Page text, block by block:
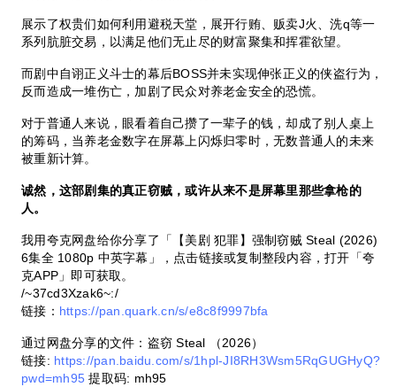
展示了权贵们如何利用避税天堂，展开行贿、贩卖J火、洗q等一
系列肮脏交易，以满足他们无止尽的财富聚集和挥霍欲望。
而剧中自诩正义斗士的幕后BOSS并未实现伸张正义的侠盗行为，
反而造成一堆伤亡，加剧了民众对养老金安全的恐慌。
对于普通人来说，眼看着自己攒了一辈子的钱，却成了别人桌上
的筹码，当养老金数字在屏幕上闪烁归零时，无数普通人的未来
被重新计算。
诚然，这部剧集的真正窃贼，或许从来不是屏幕里那些拿枪的
人。
我用夸克网盘给你分享了「【美剧 犯罪】强制窃贼 Steal (2026)
6集全 1080p 中英字幕」，点击链接或复制整段内容，打开「夸
克APP」即可获取。
/~37cd3Xzak6~:/
链接： https://pan.quark.cn/s/e8c8f9997bfa
通过网盘分享的文件：盗窃 Steal （2026）
链接: https://pan.baidu.com/s/1hpl-JI8RH3Wsm5RqGUGHyQ?
pwd=mh95 提取码: mh95